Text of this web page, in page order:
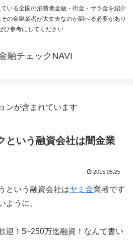
いる全国の消費者金融・街金・サラ金を紹介
の金融業者が大丈夫なのか調べる必要があり
ひ参考にしてください
融チェックNAVI
ンが含まれています
という融資会社は闇金業
2015.05.25
という融資会社はヤミ金業者です
ように。
迎！5~250万迄融資！なんて書い